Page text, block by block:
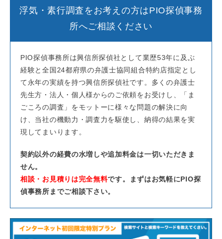
浮気・素行調査をお考えの方はPIO探偵事務
所へご相談ください
PIO探偵事務所は興信所探偵社として業歴53年に及ぶ
経験と全国24都府県の弁護士協同組合特約店指定とし
て永年の実績を持つ興信所探偵社です。多くの弁護士
先生方・法人・個人様からのご依頼をお受けし、「ま
ごころの調査」をモットーに様々な問題の解決に向
け、当社の機動力・調査力を駆使し、納得の結果を実
現してまいります。
契約以外の経費の水増しや追加料金は一切いただきま
せん。
相談・お見積りは完全無料です。まずはお気軽にPIO探
偵事務所までご相談下さい。